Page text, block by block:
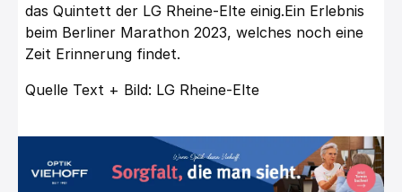
das Quintett der LG Rheine-Elte einig.Ein Erlebnis
beim Berliner Marathon 2023, welches noch eine
Zeit Erinnerung findet.
Quelle Text + Bild: LG Rheine-Elte